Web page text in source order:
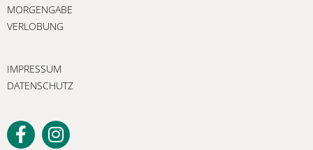
MORGENGABE
VERLOBUNG
IMPRESSUM
DATENSCHUTZ